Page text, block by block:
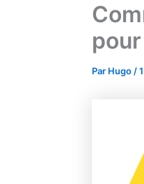
Par Hugo /